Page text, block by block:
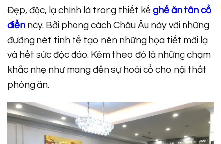
Đẹp, độc, lạ chính là trong thiết kế ghế ăn tân cổ
điển này. Bởi phong cách Châu Âu này với những
đường nét tinh tế tạo nên những họa tiết mới lạ
và hết sức độc đáo. Kèm theo đó là những chạm
khắc nhẹ như mang đến sự hoài cổ cho nội thất
phòng ăn.